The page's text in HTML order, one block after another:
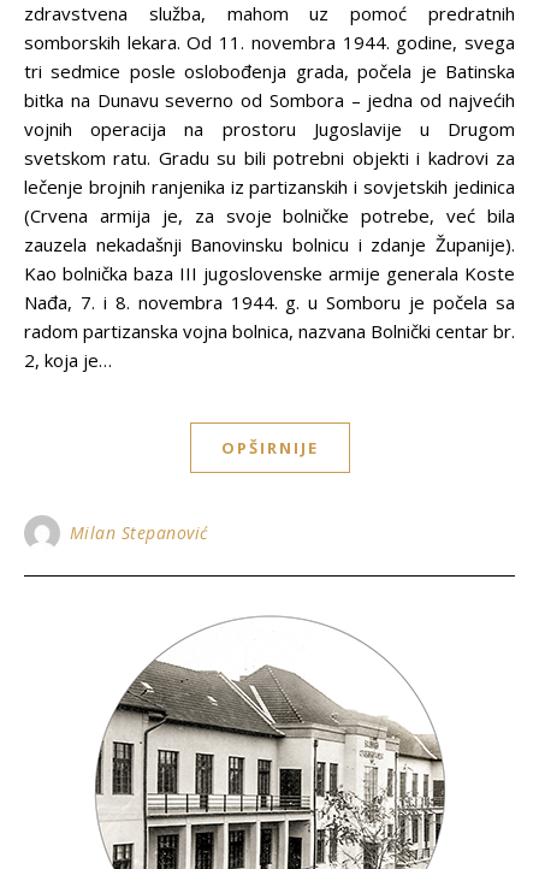
zdravstvena služba, mahom uz pomoć predratnih
somborskih lekara. Od 11. novembra 1944. godine, svega
tri sedmice posle oslobođenja grada, počela je Batinska
bitka na Dunavu severno od Sombora – jedna od najvećih
vojnih operacija na prostoru Jugoslavije u Drugom
svetskom ratu. Gradu su bili potrebni objekti i kadrovi za
lečenje brojnih ranjenika iz partizanskih i sovjetskih jedinica
(Crvena armija je, za svoje bolničke potrebe, već bila
zauzela nekadašnji Banovinsku bolnicu i zdanje Županije).
Kao bolnička baza III jugoslovenske armije generala Koste
Nađa, 7. i 8. novembra 1944. g. u Somboru je počela sa
radom partizanska vojna bolnica, nazvana Bolnički centar br.
2, koja je…
OPŠIRNIJE
Milan Stepanović